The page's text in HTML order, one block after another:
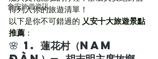
會安旅遊資訊
得列入你的旅遊清單！
以下是你不可錯過的 乂安十大旅遊景點
推薦 ：
🌸 1. 蓮花村（Nam